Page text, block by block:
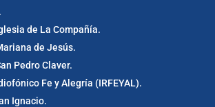
de La Compañía.
de Jesús.
Pedro Claver.
Fe y Alegría (IRFEYAL).
Ignacio.